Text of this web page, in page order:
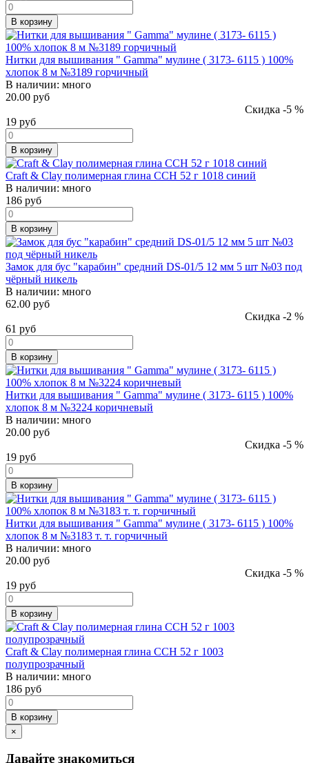
В корзину
Нитки для вышивания " Gamma" мулине ( 3173- 6115 ) 100%
хлопок 8 м №3189 горчичный
В наличии: много
20.00 руб
Скидка -5 %
19 руб
В корзину
Craft & Clay полимерная глина CCH 52 г 1018 синий
В наличии: много
186 руб
В корзину
Замок для бус "карабин" средний DS-01/5 12 мм 5 шт №03 под
чёрный никель
В наличии: много
62.00 руб
Скидка -2 %
61 руб
В корзину
Нитки для вышивания " Gamma" мулине ( 3173- 6115 ) 100%
хлопок 8 м №3224 коричневый
В наличии: много
20.00 руб
Скидка -5 %
19 руб
В корзину
Нитки для вышивания " Gamma" мулине ( 3173- 6115 ) 100%
хлопок 8 м №3183 т. т. горчичный
В наличии: много
20.00 руб
Скидка -5 %
19 руб
В корзину
Craft & Clay полимерная глина CCH 52 г 1003
полупрозрачный
В наличии: много
186 руб
В корзину
×
Давайте знакомиться